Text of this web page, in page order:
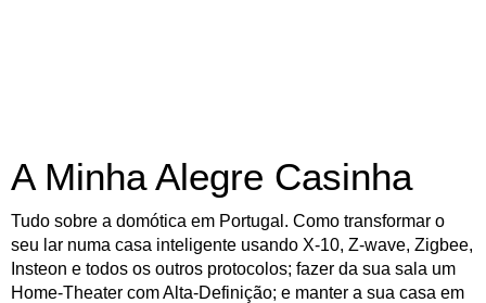
A Minha Alegre Casinha
Tudo sobre a domótica em Portugal. Como transformar o
seu lar numa casa inteligente usando X-10, Z-wave, Zigbee,
Insteon e todos os outros protocolos; fazer da sua sala um
Home-Theater com Alta-Definição; e manter a sua casa em